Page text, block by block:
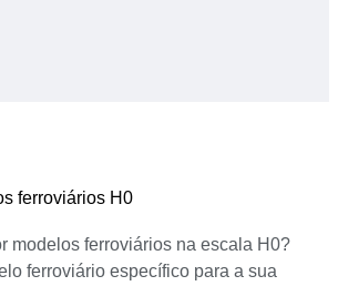
ferroviários H0
modelos ferroviários na escala H0?
ferroviário específico para a sua